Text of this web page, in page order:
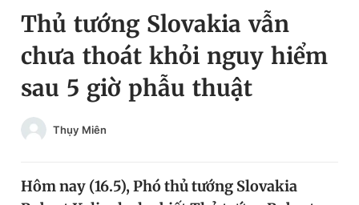
Chuyên mục
Chuyên mục khác
Chào ngày mới
Đổi mật khẩu
Tin đã lưu
Tin đã xem
Thủ tướng Slovakia vẫn
chưa thoát khỏi nguy hiểm
sau 5 giờ phẫu thuật
Thụy Miên
Hôm nay (16.5), Phó thủ tướng Slovakia